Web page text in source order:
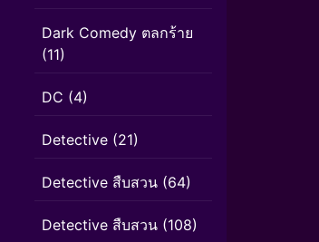
Dark Comedy ตลกร้าย
(11)
DC (4)
Detective (21)
Detective สืบสวน (64)
Detective สืบสวน (108)